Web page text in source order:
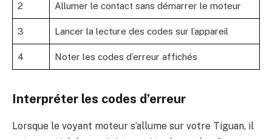
2 Allumer le contact sans démarrer le moteur
3 Lancer la lecture des codes sur l’appareil
4 Noter les codes d’erreur affichés
Interpréter les codes d’erreur
Lorsque le voyant moteur s’allume sur votre Tiguan, il